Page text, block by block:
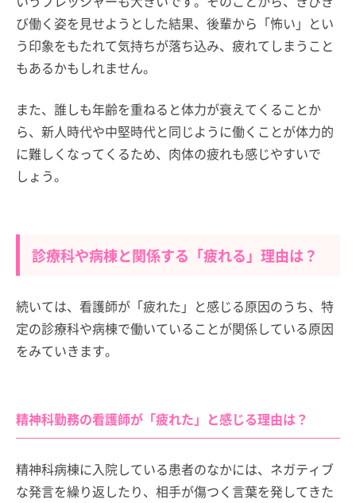
び働く姿を見せようとした結果、後輩から「怖い」とい
う印象をもたれて気持ちが落ち込み、疲れてしまうこと
もあるかもしれません。
また、誰しも年齢を重ねると体力が衰えてくることか
ら、新人時代や中堅時代と同じように働くことが体力的
に難しくなってくるため、肉体の疲れも感じやすいで
しょう。
診療科や病棟と関係する「疲れる」理由は？
続いては、看護師が「疲れた」と感じる原因のうち、特
定の診療科や病棟で働いていることが関係している原因
をみていきます。
精神科勤務の看護師が「疲れた」と感じる理由は？
精神科病棟に入院している患者のなかには、ネガティブ
な発言を繰り返したり、相手が傷つく言葉を発してきた